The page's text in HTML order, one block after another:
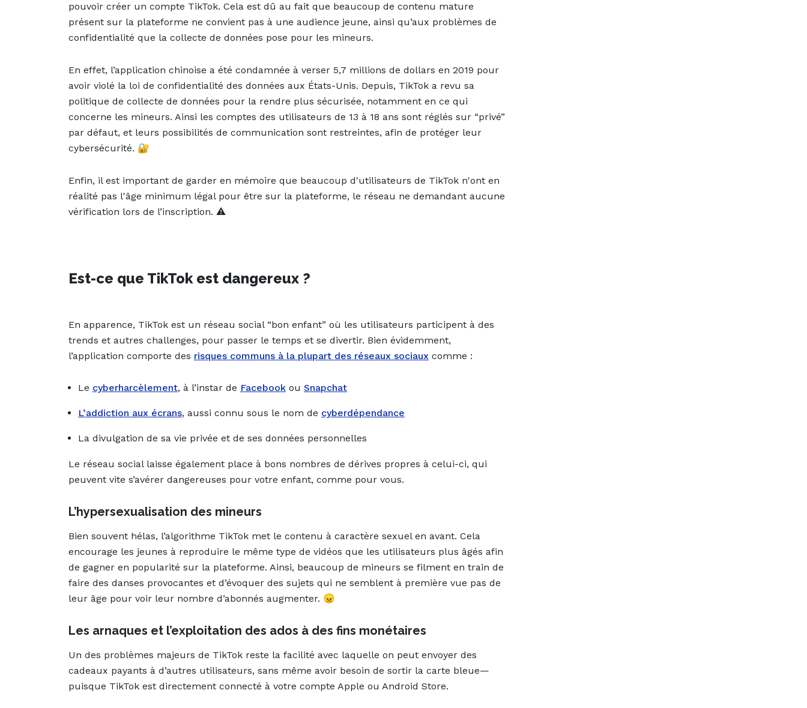
pouvoir créer un compte TikTok. Cela est dû au fait que beaucoup de contenu mature
présent sur la plateforme ne convient pas à une audience jeune, ainsi qu’aux problèmes de
confidentialité que la collecte de données pose pour les mineurs.
En effet, l’application chinoise a été condamnée à verser 5,7 millions de dollars en 2019 pour
avoir violé la loi de confidentialité des données aux États-Unis. Depuis, TikTok a revu sa
politique de collecte de données pour la rendre plus sécurisée, notamment en ce qui
concerne les mineurs. Ainsi les comptes des utilisateurs de 13 à 18 ans sont réglés sur “privé”
par défaut, et leurs possibilités de communication sont restreintes, afin de protéger leur
cybersécurité. 🔐
Enfin, il est important de garder en mémoire que beaucoup d'utilisateurs de TikTok n'ont en
réalité pas l'âge minimum légal pour être sur la plateforme, le réseau ne demandant aucune
vérification lors de l’inscription. ⚠️
Est-ce que TikTok est dangereux ?
En apparence, TikTok est un réseau social “bon enfant” où les utilisateurs participent à des
trends et autres challenges, pour passer le temps et se divertir. Bien évidemment,
l’application comporte des risques communs à la plupart des réseaux sociaux comme :
Le cyberharcèlement, à l’instar de Facebook ou Snapchat
L’addiction aux écrans, aussi connu sous le nom de cyberdépendance
La divulgation de sa vie privée et de ses données personnelles
Le réseau social laisse également place à bons nombres de dérives propres à celui-ci, qui
peuvent vite s’avérer dangereuses pour votre enfant, comme pour vous.
L’hypersexualisation des mineurs
Bien souvent hélas, l’algorithme TikTok met le contenu à caractère sexuel en avant. Cela
encourage les jeunes à reproduire le même type de vidéos que les utilisateurs plus âgés afin
de gagner en popularité sur la plateforme. Ainsi, beaucoup de mineurs se filment en train de
faire des danses provocantes et d’évoquer des sujets qui ne semblent à première vue pas de
leur âge pour voir leur nombre d’abonnés augmenter. 😠
Les arnaques et l’exploitation des ados à des fins monétaires
Un des problèmes majeurs de TikTok reste la facilité avec laquelle on peut envoyer des
cadeaux payants à d’autres utilisateurs, sans même avoir besoin de sortir la carte bleue—
puisque TikTok est directement connecté à votre compte Apple ou Android Store.